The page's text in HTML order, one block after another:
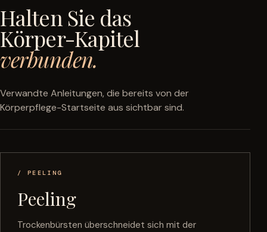
Halten Sie das
Körper-Kapitel
verbunden.
Verwandte Anleitungen, die bereits von der
Körperpflege-Startseite aus sichtbar sind.
/ PEELING
Peeling
Trockenbürsten überschneidet sich mit der